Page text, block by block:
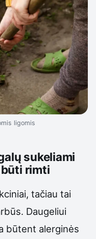
ligomis
sukeliami
rimti
tačiau tai
Daugeliui
būtent alerginės